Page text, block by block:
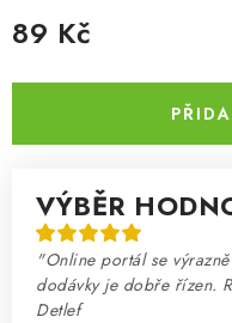
89 Kč
VÝBĚR
"Online portál se
dodávky je dobře řízen.
Detlef